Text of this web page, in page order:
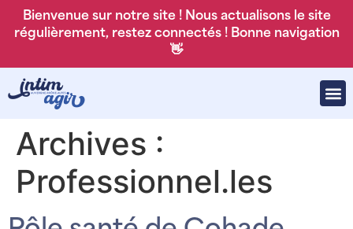
Bienvenue sur notre site ! Nous actualisons le site
régulièrement, restez connectés ! Bonne navigation
👋
Archives :
Professionnel.les